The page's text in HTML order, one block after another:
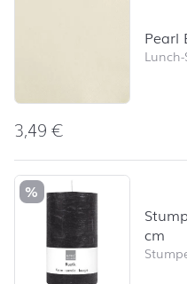
Pearl
3,49€
%
cm